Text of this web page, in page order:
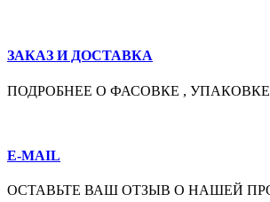
ЗАКАЗ И ДОСТАВКА
ПОДРОБНЕЕ О ФАСОВКЕ ,
E-MAIL
ОСТАВЬТЕ ВАШ ОТЗЫВ О НАШЕЙ